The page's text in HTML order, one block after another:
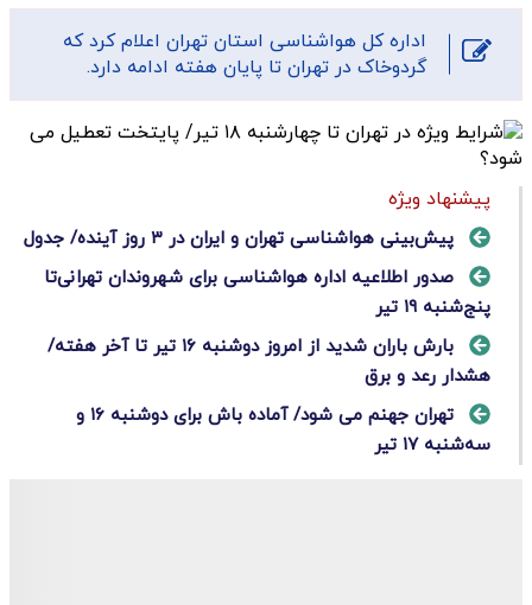
اداره کل هواشناسی استان تهران اعلام کرد که
گردوخاک در تهران تا پایان هفته ادامه دارد.
پیشنهاد ویژه
پیش‌بینی هواشناسی تهران و ایران در ۳ روز آینده/ جدول
صدور اطلاعیه اداره هواشناسی برای شهروندان تهرانی‌تا
پنج‌شنبه ۱۹ تیر
بارش باران شدید از امروز دوشنبه ۱۶ تیر تا آخر هفته/
هشدار رعد و برق
تهران جهنم می شود/ آماده باش برای دوشنبه ۱۶ و
سه‌شنبه ۱۷ تیر